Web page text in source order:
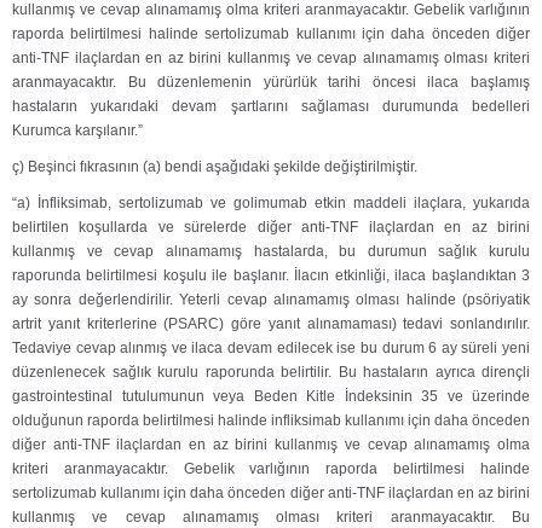
kullanmış ve cevap alınamamış olma kriteri aranmayacaktır. Gebelik varlığının
raporda belirtilmesi halinde sertolizumab kullanımı için daha önceden diğer
anti-TNF ilaçlardan en az birini kullanmış ve cevap alınamamış olması kriteri
aranmayacaktır. Bu düzenlemenin yürürlük tarihi öncesi ilaca başlamış
hastaların yukarıdaki devam şartlarını sağlaması durumunda bedelleri
Kurumca karşılanır.”
ç) Beşinci fıkrasının (a) bendi aşağıdaki şekilde değiştirilmiştir.
“a) İnfliksimab, sertolizumab ve golimumab etkin maddeli ilaçlara, yukarıda
belirtilen koşullarda ve sürelerde diğer anti-TNF ilaçlardan en az birini
kullanmış ve cevap alınamamış hastalarda, bu durumun sağlık kurulu
raporunda belirtilmesi koşulu ile başlanır. İlacın etkinliği, ilaca başlandıktan 3
ay sonra değerlendirilir. Yeterli cevap alınamamış olması halinde (psöriyatik
artrit yanıt kriterlerine (PSARC) göre yanıt alınamaması) tedavi sonlandırılır.
Tedaviye cevap alınmış ve ilaca devam edilecek ise bu durum 6 ay süreli yeni
düzenlenecek sağlık kurulu raporunda belirtilir. Bu hastaların ayrıca dirençli
gastrointestinal tutulumunun veya Beden Kitle İndeksinin 35 ve üzerinde
olduğunun raporda belirtilmesi halinde infliksimab kullanımı için daha önceden
diğer anti-TNF ilaçlardan en az birini kullanmış ve cevap alınamamış olma
kriteri aranmayacaktır. Gebelik varlığının raporda belirtilmesi halinde
sertolizumab kullanımı için daha önceden diğer anti-TNF ilaçlardan en az birini
kullanmış ve cevap alınamamış olması kriteri aranmayacaktır. Bu